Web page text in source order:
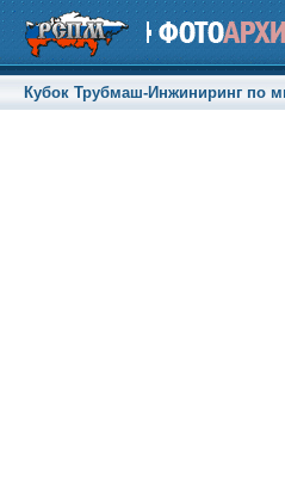
Кубок Трубмаш-Инжиниринг по